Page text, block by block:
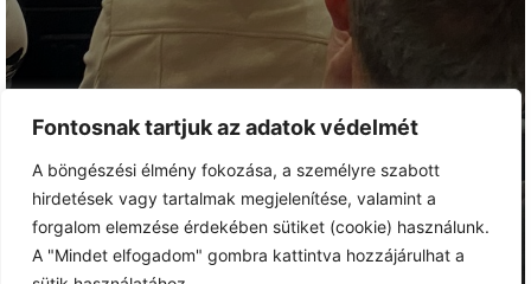
Fontosnak tartjuk az adatok védelmét
A böngészési élmény fokozása, a személyre szabott
hirdetések vagy tartalmak megjelenítése, valamint a
forgalom elemzése érdekében sütiket (cookie) használunk.
A "Mindet elfogadom" gombra kattintva hozzájárulhat a